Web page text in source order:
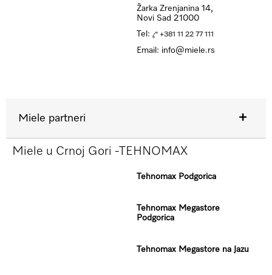
Žarka Zrenjanina 14,
Novi Sad 21000
Tel:
+381 11 22 77 111
Email: info@miele.rs
Miele partneri
Miele u Crnoj Gori -TEHNOMAX
Tehnomax Podgorica
Tehnomax Megastore
Podgorica
Tehnomax Megastore na Jazu